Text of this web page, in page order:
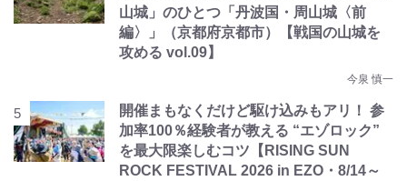
山城」のひとつ「丹波国・周山城〈前
編〉」（京都府京都市）【戦国の山城を
攻める vol.09】
今泉 慎一
開催まもなくだけど駆け込みもアリ！ 参
加率100％経験者が教える “エゾロック”
を最大限楽しむコツ【RISING SUN
ROCK FESTIVAL 2026 in EZO・8/14～